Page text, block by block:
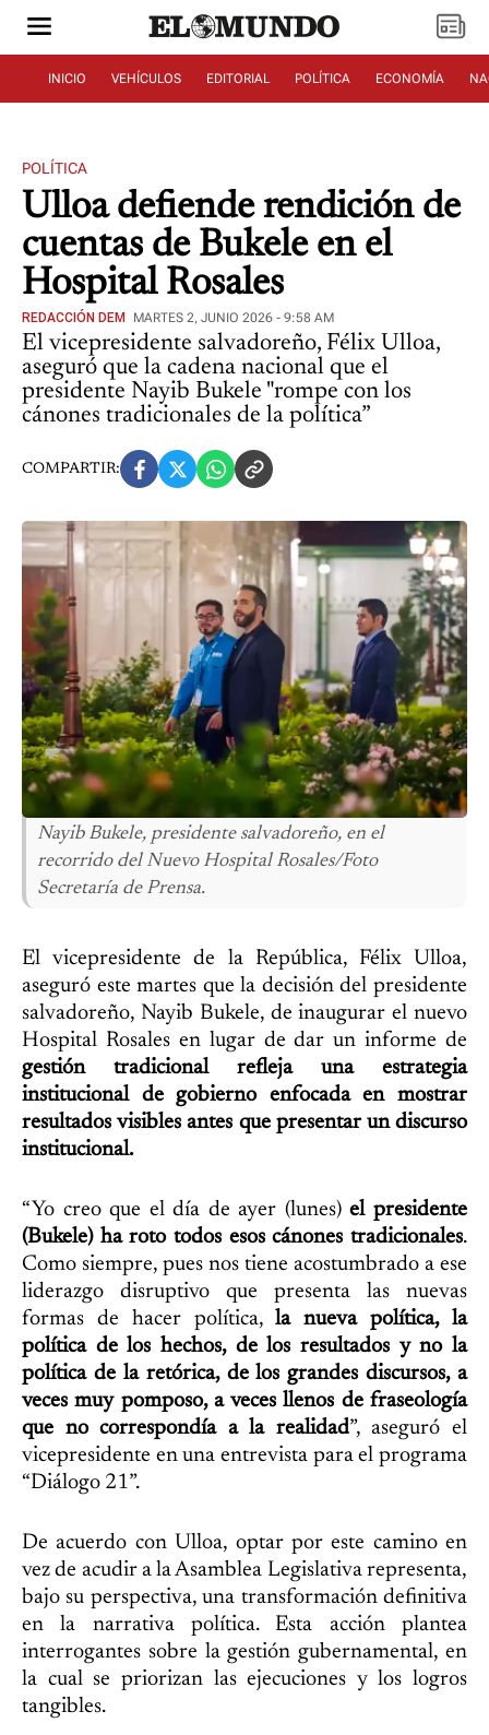
INICIO VEHÍCULOS EDITORIAL POLÍTICA ECONOMÍA
POLÍTICA
Ulloa defiende rendición de
cuentas de Bukele en el
Hospital Rosales
REDACCIÓN DEM MARTES 2, JUNIO 2026 - 9:58 AM
El vicepresidente salvadoreño, Félix Ulloa,
aseguró que la cadena nacional que el
presidente Nayib Bukele "rompe con los
cánones tradicionales de la política”
COMPARTIR:
Nayib Bukele, presidente salvadoreño, en el
recorrido del Nuevo Hospital Rosales/Foto
Secretaría de Prensa.
El vicepresidente de la República, Félix Ulloa,
aseguró este martes que la decisión del presidente
salvadoreño, Nayib Bukele, de inaugurar el nuevo
Hospital Rosales en lugar de dar un informe de
gestión tradicional refleja una estrategia
institucional de gobierno enfocada en mostrar
resultados visibles antes que presentar un discurso
institucional.
“Yo creo que el día de ayer (lunes)el presidente
(Bukele) ha roto todos esos cánones tradicionales.
Como siempre, pues nos tiene acostumbrado a ese
liderazgo disruptivo que presenta las nuevas
formas de hacer política,la nueva política, la
política de los hechos, de los resultados y no la
política de la retórica, de los grandes discursos, a
veces muy pomposo, a veces llenos de fraseología
que no correspondía a la realidad”, aseguró el
vicepresidente en una entrevista para el programa
“Diálogo 21”.
De acuerdo con Ulloa, optar por este camino en
vez de acudir a la Asamblea Legislativa representa,
bajo su perspectiva, una transformación definitiva
en la narrativa política. Esta acción plantea
interrogantes sobre la gestión gubernamental, en
la cual se priorizan las ejecuciones y los logros
tangibles.